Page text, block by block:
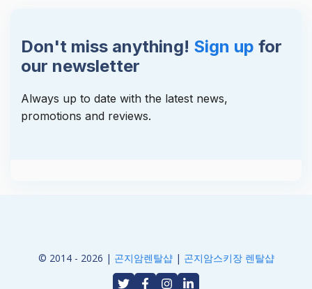
Don't miss anything! Sign up for
our newsletter
Always up to date with the latest news,
promotions and reviews.
© 2014 - 2026 | 곤지암렌탈샵| 곤지암스키장 렌탈샵